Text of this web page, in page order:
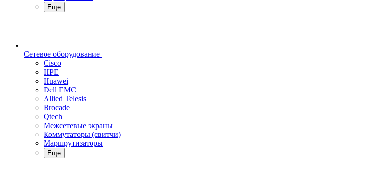
Еще
Сетевое оборудование
Cisco
HPE
Huawei
Dell EMC
Allied Telesis
Brocade
Qtech
Межсетевые экраны
Коммутаторы (свитчи)
Маршрутизаторы
Еще